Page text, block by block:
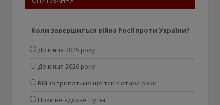
Коли завершиться війна Росії проти України?
До кінця 2025 року
До кінця 2026 року
Війна триватиме ще три-чотири роки
Поки не здохне Путін